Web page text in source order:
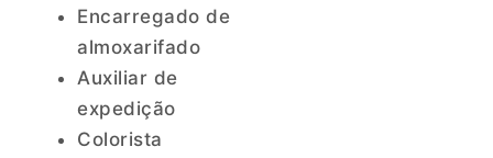
Encarregado de
almoxarifado
Auxiliar de
expedição
Colorista